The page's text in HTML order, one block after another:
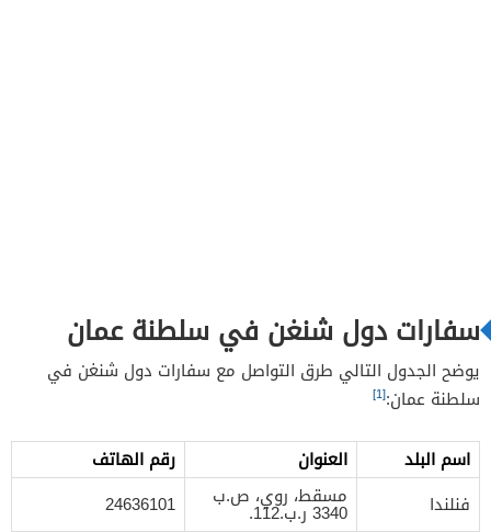
سفارات دول شنغن في سلطنة عمان
يوضح الجدول التالي طرق التواصل مع سفارات دول شنغن في
سلطنة عمان:[1]
اسم البلد العنوان
رقم الهاتف
فنلندا
مسقط، روي، ص.ب
3340 ر.ب.112. 24636101